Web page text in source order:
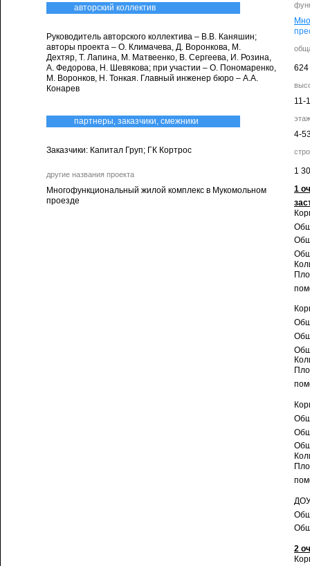
11-
4-
1
1
2
авторский коллектив
Руководитель авторского коллектива – В.В. Каняшин;
авторы проекта – О. Климачева, Д. Воронкова, М.
Дехтяр, Т. Лапина, М. Матвеенко, В. Сергеева, И. Розина,
А. Федорова, Н. Шевякова; при участии – О. Пономаренко,
М. Воронков, Н. Тонкая. Главный инженер бюро – А.А.
Конарев
партнеры, заказчики, смежники
Заказчики: Капитал Груп; ГК Кортрос
другие названия проекта
Многофункциональный жилой комплекс в Мукомольном
проезде